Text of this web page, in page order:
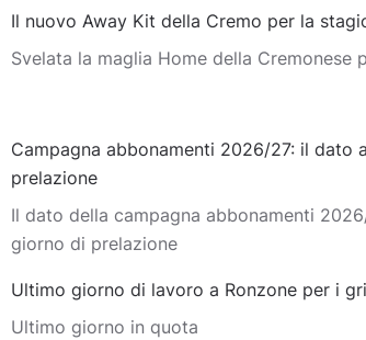
Il nuovo Away Kit della Cremo per la
Svelata la maglia Home della Cremonese
Campagna abbonamenti 2026/27: il dato
prelazione
Il dato della campagna abbonamenti
giorno di prelazione
Ultimo giorno di lavoro a Ronzone per i
Ultimo giorno in quota